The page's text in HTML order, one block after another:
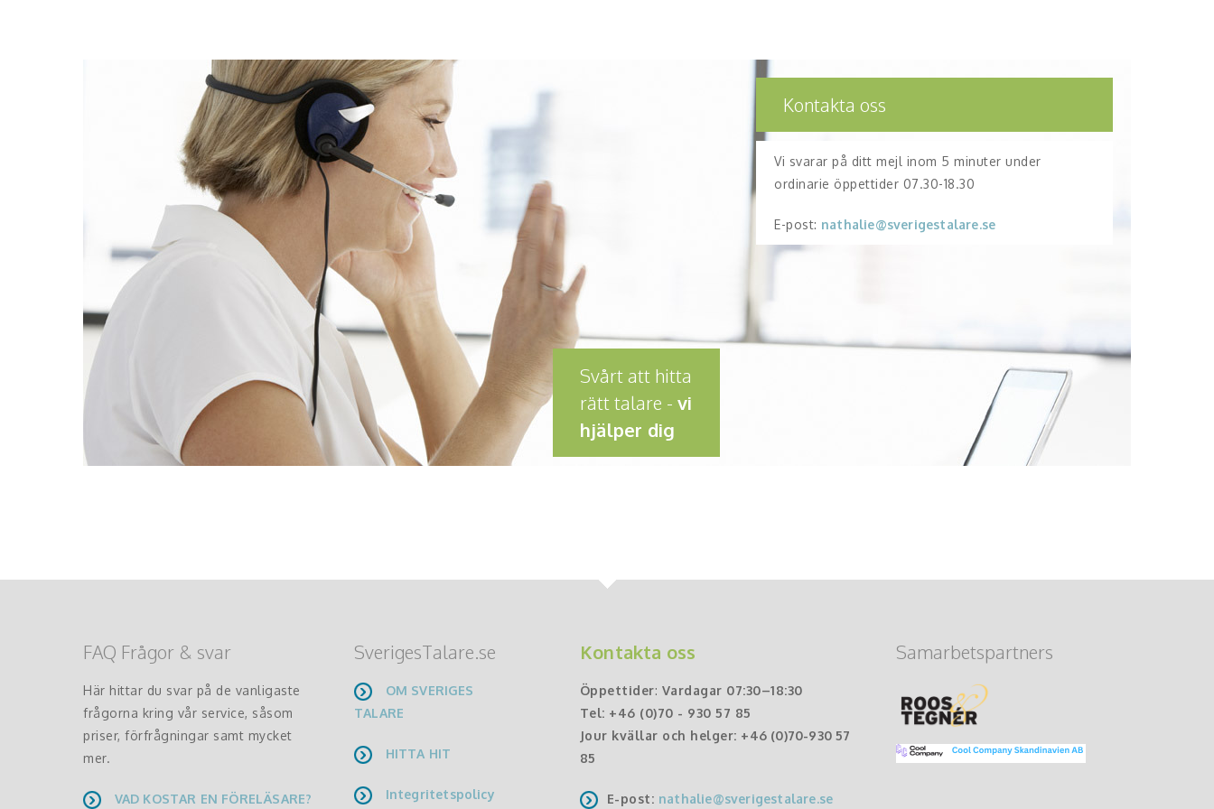
Svårt att hitta
rätt talare - vi
hjälper dig
Kontakta oss
Vi svarar på ditt mejl inom 5 minuter under
ordinarie öppettider 07.30-18.30
E-post: nathalie@sverigestalare.se
FAQ Frågor & svar
Här hittar du svar på de vanligaste
frågorna kring vår service, såsom
priser, förfrågningar samt mycket
mer.
VAD KOSTAR EN FÖRELÄSARE?
SverigesTalare.se
OM SVERIGES
TALARE
HITTA HIT
Integritetspolicy
Kontakta oss
Öppettider: Vardagar 07:30–18:30
Tel: +46 (0)70 - 930 57 85
Jour kvällar och helger: +46 (0)70-930 57
85
E-post: nathalie@sverigestalare.se
Samarbetspartners